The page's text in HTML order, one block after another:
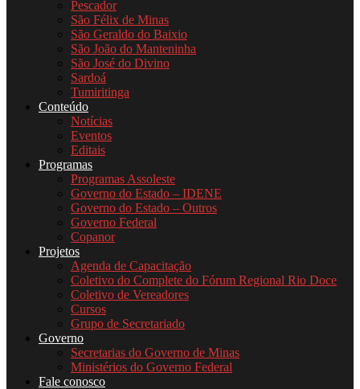
Pescador
São Félix de Minas
São Geraldo do Baixio
São João do Manteninha
São José do Divino
Sardoá
Tumiritinga
Conteúdo
Notícias
Eventos
Editais
Programas
Programas Assoleste
Governo do Estado – IDENE
Governo do Estado – Outros
Governo Federal
Copanor
Projetos
Agenda de Capacitação
Coletivo do Complete do Fórum Regional Rio Doce
Coletivo de Vereadores
Cursos
Grupo de Secretariado
Governo
Secretarias do Governo de Minas
Ministérios do Governo Federal
Fale conosco